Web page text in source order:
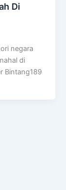
Di
negara
di
Bintang189